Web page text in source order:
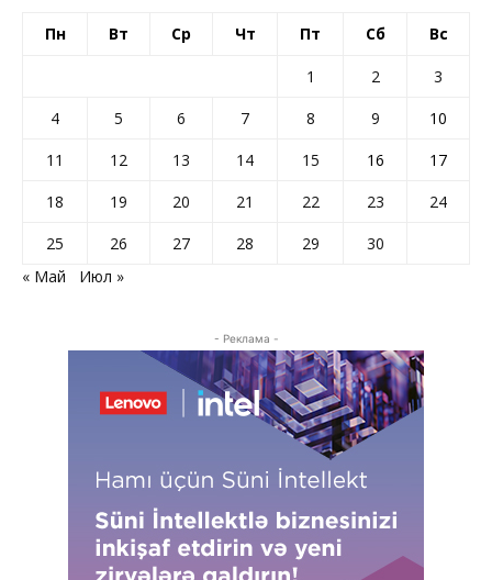
Пн Вт Ср Чт Пт Сб Вс
1 2
3
4
5 6 7 8 9
10
11
12 13 14 15 16
17
18
19 20 21 22 23
24
25
26 27 28 29
30
« Май
Июл »
- Реклама -